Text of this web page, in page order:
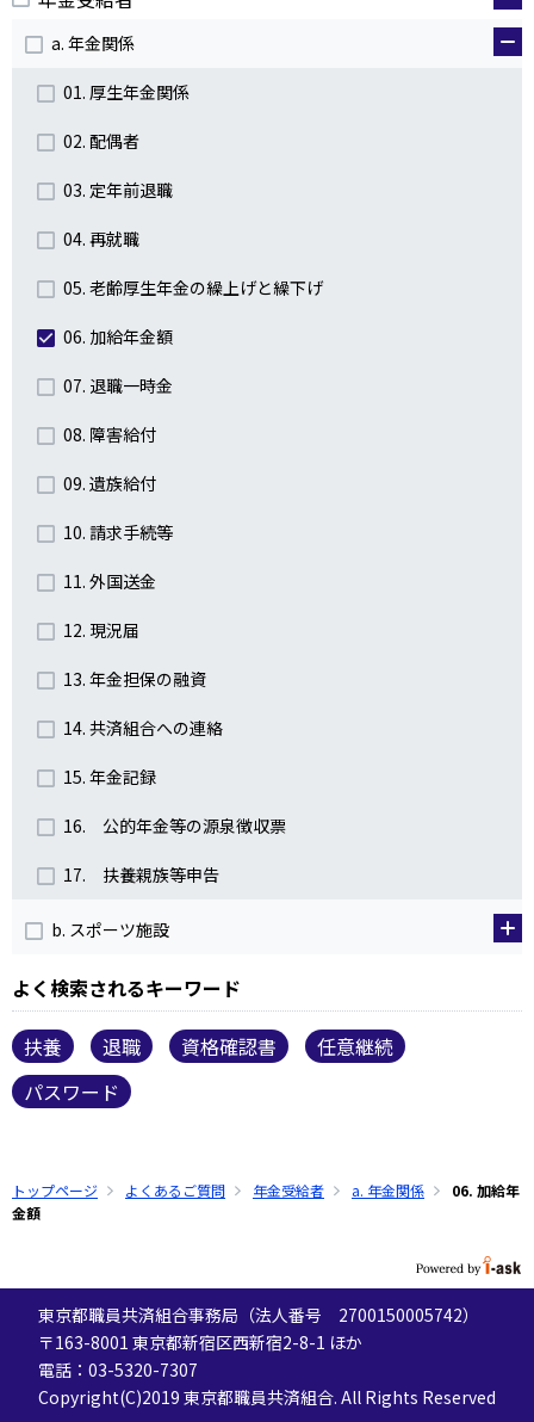
a. 年金関係
01. 厚生年金関係
02. 配偶者
03. 定年前退職
04. 再就職
05. 老齢厚生年金の繰上げと繰下げ
06. 加給年金額
07. 退職一時金
08. 障害給付
09. 遺族給付
10. 請求手続等
11. 外国送金
12. 現況届
13. 年金担保の融資
14. 共済組合への連絡
15. 年金記録
16. 公的年金等の源泉徴収票
17. 扶養親族等申告
b. スポーツ施設
よく検索されるキーワード
扶養 退職 資格確認書
任意継続
パスワード
トップページ よくあるご質問 年金受給者 a. 年金関係
06. 加給年
金額
東京都職員共済組合事務局（法人番号 2700150005742）
〒163-8001 東京都新宿区西新宿2-8-1 ほか
電話：03-5320-7307
Copyright(C)2019 東京都職員共済組合. All Rights Reserved